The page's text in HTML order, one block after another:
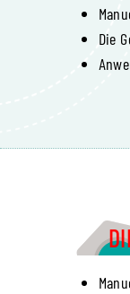
Die